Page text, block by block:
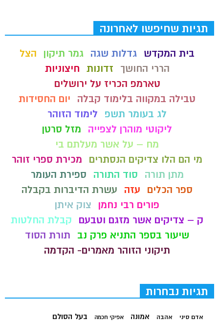
תגיות שחיפשו לאחרונה
בית המקדש גדלות שגה גמר תיקון
הצל
הררי החושך
זדונות חיצוניות
טארמפ הכריז על ירושלים
טבילה במקווה בלימוד קבלה
יום החסידות
לג בעומר תשפ
לימוד הזוהר
ליקוטי מוהרן לצפייה
מזל סרטן
מח – על אשר מעלתם בי
מי הם הלו צדיקים הנסתרים
מכירת ספרי זוהר
מתן תורה
סוד התורה
ספירת העומר
ספר הכלים
עזה
עשרת הדיברות בקבלה
פורים רבי נחמן
צוק איתן
ק – צדיקים אשר מזגם וטבעם
קבלת החלטות
שיעור בספר התניא פרק נב
תורת הסוד
תיקוני הזוהר מאמרים- הקדמה
תגיות נבחרות
אדם סיני אהבה אמונה אפיקי חכמה בעל הסולם